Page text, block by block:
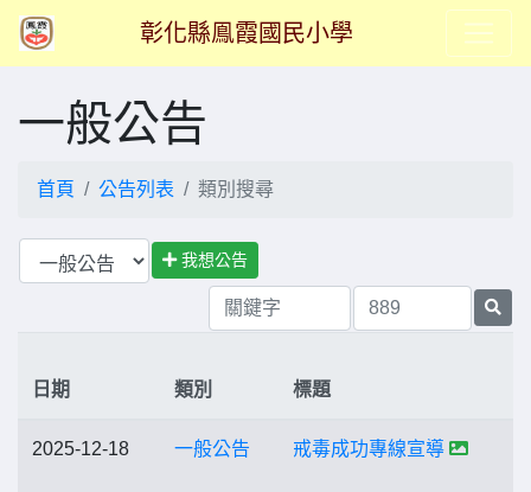
彰化縣鳯霞國民小學
一般公告
首頁 公告列表 類別搜尋
我想公告
日期 類別 標題
2025-12-18 一般公告 戒毒成功專線宣導